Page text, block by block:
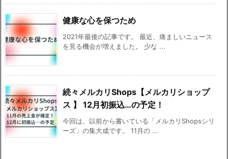
健康な心を保つため
2021年最後の記事です。 最近、痛ましいニュース
を見る機会が増えました。 少な ...
続々メルカリShops【メルカリショップ
ス 】 12月初振込…の予定！
今回は、以前から書いている「メルカリShopsシリ
ーズ」の集大成です。 11月の ...